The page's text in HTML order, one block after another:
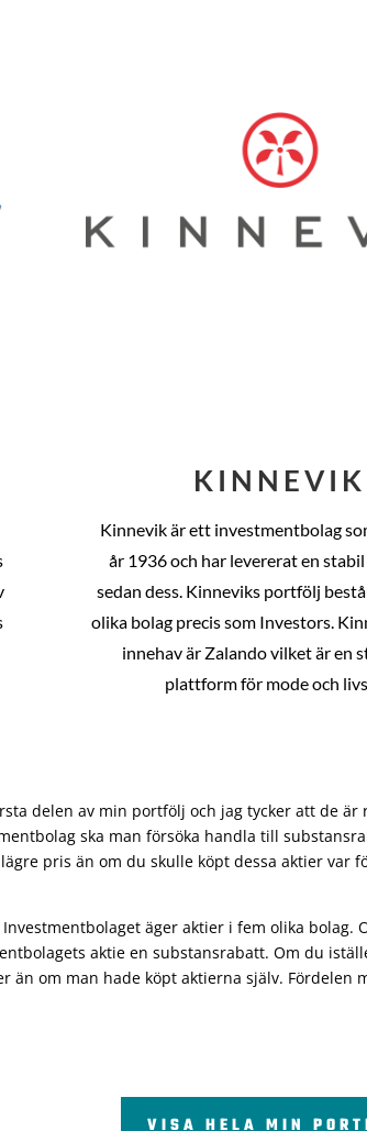
KINNEVIK
Kinnevik är ett investmentbolag
år 1936 och har levererat en
sedan dess. Kinneviks portfölj
olika bolag precis som Investors.
innehav är Zalando vilket är en
plattform för mode och
delen av min portfölj och jag tycker att de
ska man försöka handla till
pris än om du skulle köpt dessa aktier var
äger aktier i fem olika
aktie en substansrabatt. Om du
än om man hade köpt aktierna själv.
VISA HELA MIN